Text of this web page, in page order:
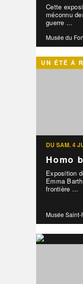
Cette
méconnu
guerre ...
Musée du
UN ÉTÉ À
DU SAM. 4
Homo
Exposition
Emma
frontière ...
Musée Saint-